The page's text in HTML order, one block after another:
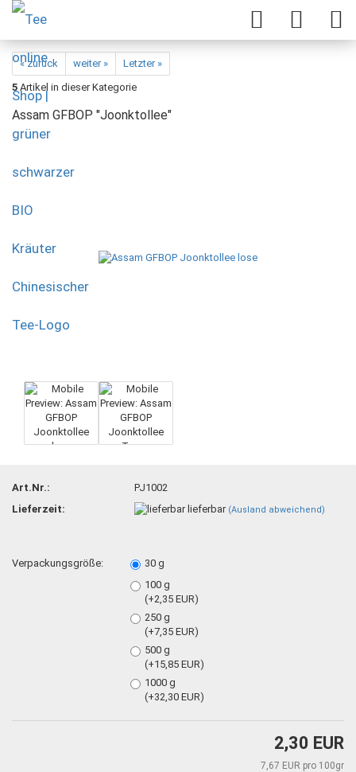
« zurück weiter »
Letzter »
5 Artikel in dieser Kategorie
Assam GFBOP "Joonktollee"
Art.Nr.:
PJ1002
Lieferzeit:
lieferbar (Ausland abweichend)
Verpackungsgröße:
30 g
100 g
(+2,35 EUR)
250 g
(+7,35 EUR)
500 g
(+15,85 EUR)
1000 g
(+32,30 EUR)
2,30 EUR
7,67 EUR pro 100gr